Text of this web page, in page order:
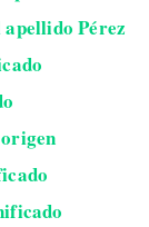
Pérez